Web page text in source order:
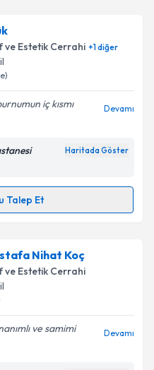
randevu takvimi talebi
randevu almanız için bir
ile bilgilendireceğiz.
ilişkin
Aydınlatma
verilerimin belirtilen
kabul ediyorum.
ve Estetik Cerrahi +1diğer
iç kısmı
Devamı
Haritada Göster
Talep Et
takvimi talebi
randevu almanız için bir
ile bilgilendireceğiz.
Nihat Koç
ve Estetik Cerrahi
ve samimi
Devamı